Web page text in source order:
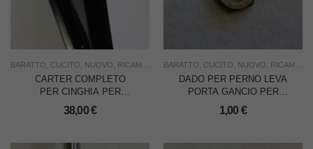
BARATTO CUCITO NUOVO RICAMBI RICAMO,USO INDUSTRIA
CARTER COMPLETO
PER CINGHIA PER
BARATTO
38,00€
BARATTO CUCITO NUOVO RICAMBI
DADO PER PERNO LEVA
PORTA GANCIO PER
BARATTO CL.158
1,00 €